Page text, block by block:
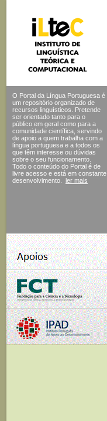
O Portal da Língua Portuguesa é
um repositório organizado de
recursos linguísticos. Pretende
ser orientado tanto para o
público em geral como para a
comunidade científica, servindo
de apoio a quem trabalha com a
língua portuguesa e a todos os
que têm interesse ou dúvidas
sobre o seu funcionamento.
Todo o conteúdo do Portal é de
livre acesso e está em constante
desenvolvimento.
ler mais